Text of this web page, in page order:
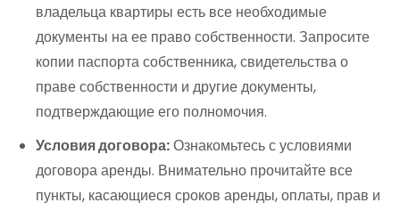
владельца квартиры есть все необходимые
документы на ее право собственности. Запросите
копии паспорта собственника, свидетельства о
праве собственности и другие документы,
подтверждающие его полномочия.
Условия договора:Ознакомьтесь с условиями
договора аренды. Внимательно прочитайте все
пункты, касающиеся сроков аренды, оплаты, прав и